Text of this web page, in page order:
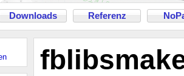
Downloads Referenz